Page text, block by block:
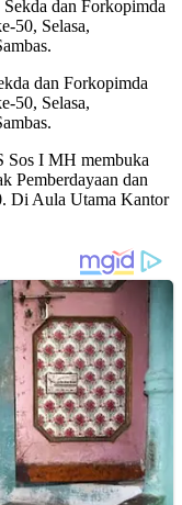
dan Forkopimda
50, Selasa,
Sos I MH membuka
Pemberdayaan dan
Di Aula Utama Kantor